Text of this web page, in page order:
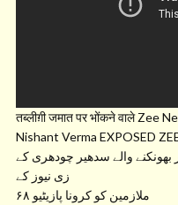
तब्लीग़ी जमात पर भोंकने वाले
Nishant Verma EXPOSED
بھونکنے والے سدھیر چودھری کے
زی نیوز کے
۶۸ ملازمین کو کرونا پازیٹیو